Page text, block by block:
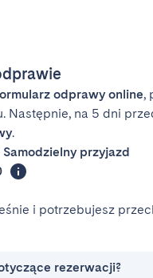
odprawy online,
Następnie, na 5 dni
.
Samodzielny przyjazd
i potrzebujesz
rezerwacji?